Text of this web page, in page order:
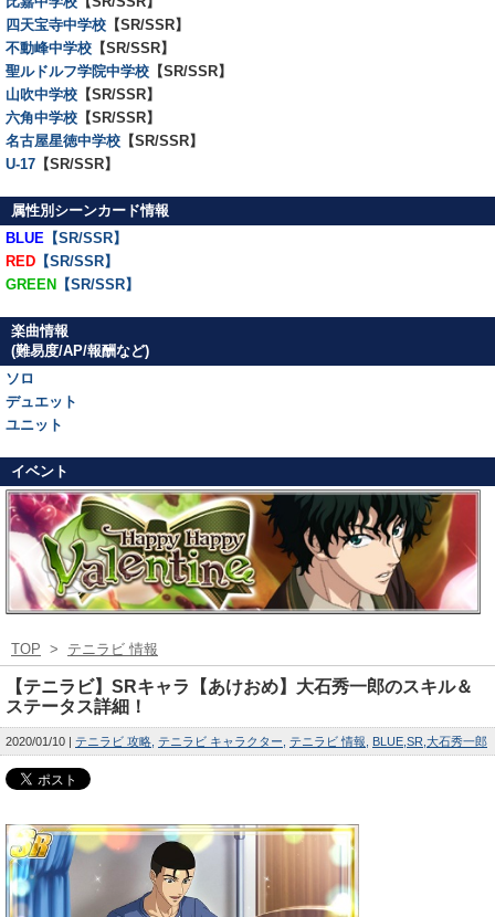
四天宝寺中学校 【SR/SSR】
不動峰中学校 【SR/SSR】
聖ルドルフ学院中学校 【SR/SSR】
山吹中学校 【SR/SSR】
六角中学校 【SR/SSR】
名古屋星徳中学校 【SR/SSR】
U-17 【SR/SSR】
属性別シーンカード情報
BLUE 【SR/SSR】
RED 【SR/SSR】
GREEN 【SR/SSR】
楽曲情報
(難易度/AP/報酬など)
ソロ
デュエット
ユニット
イベント
TOP > テニラビ 情報
【テニラビ】SRキャラ【あけおめ】大石秀一郎のスキル＆
ステータス詳細！
2020/01/10 テニラビ 攻略 テニラビ キャラクター テニラビ 情報 BLUE SR 大石秀一郎